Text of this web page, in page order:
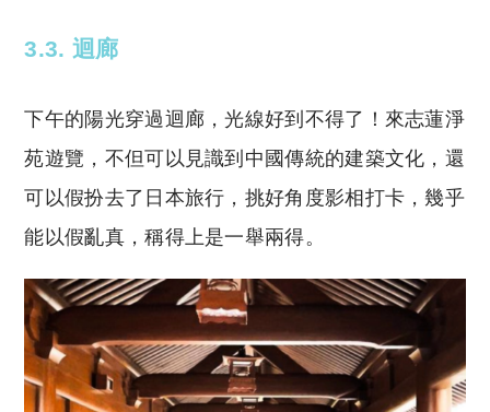
3.3. 迴廊
下午的陽光穿過迴廊，光線好到不得了！來志蓮淨
苑遊覽，不但可以見識到中國傳統的建築文化，還
可以假扮去了日本旅行，挑好角度影相打卡，幾乎
能以假亂真，稱得上是一舉兩得。